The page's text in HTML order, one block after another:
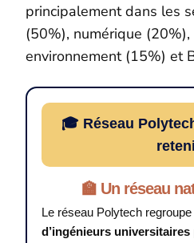
principalement dans les
(50%), numérique
environnement (15%) et
🎓 Réseau
🏫 Un réseau
Le réseau Polytech regroupe
d’ingénieurs